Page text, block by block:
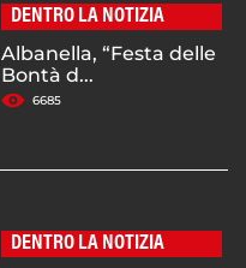
DENTRO LA NOTIZIA
Albanella, “Festa delle
Bontà d...
6685
DENTRO LA NOTIZIA